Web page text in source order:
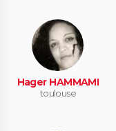
Hager HAMMAMI
toulouse